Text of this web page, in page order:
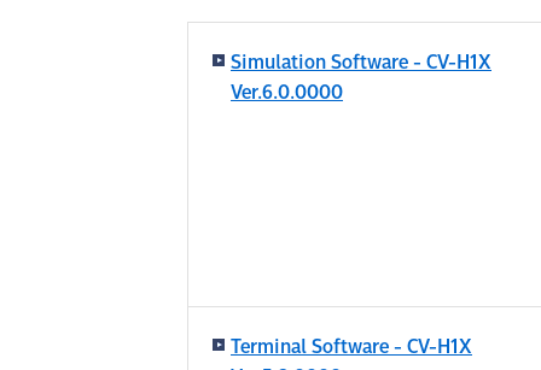
Simulation Software - CV-H1X
Ver.6.0.0000
Terminal Software - CV-H1X